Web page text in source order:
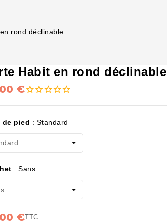
rond déclinable
Habit en rond déclinable
€
de pied : Standard
: Sans
€TTC